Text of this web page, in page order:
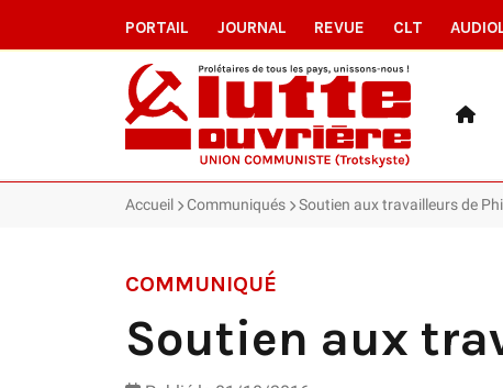
PORTAIL JOURNAL REVUE CLT
Accueil Communiqués Soutien aux travailleurs de
COMMUNIQUÉ
Soutien aux